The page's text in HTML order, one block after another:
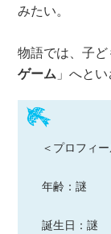
みたい。
物語では、子
ゲーム 」へと
＜プロフィ
年齢：謎
誕生日：謎